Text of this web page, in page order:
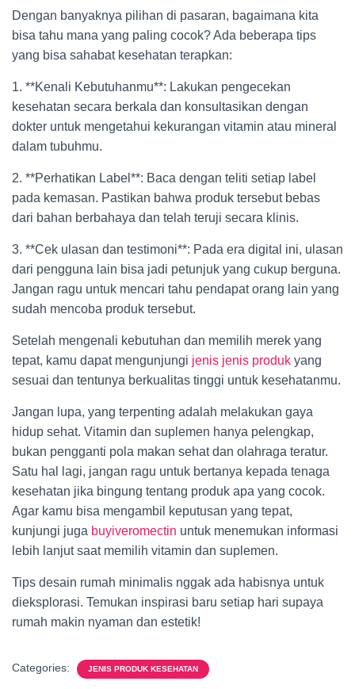
Dengan banyaknya pilihan di pasaran, bagaimana kita
bisa tahu mana yang paling cocok? Ada beberapa tips
yang bisa sahabat kesehatan terapkan:
1. **Kenali Kebutuhanmu**: Lakukan pengecekan
kesehatan secara berkala dan konsultasikan dengan
dokter untuk mengetahui kekurangan vitamin atau mineral
dalam tubuhmu.
2. **Perhatikan Label**: Baca dengan teliti setiap label
pada kemasan. Pastikan bahwa produk tersebut bebas
dari bahan berbahaya dan telah teruji secara klinis.
3. **Cek ulasan dan testimoni**: Pada era digital ini, ulasan
dari pengguna lain bisa jadi petunjuk yang cukup berguna.
Jangan ragu untuk mencari tahu pendapat orang lain yang
sudah mencoba produk tersebut.
Setelah mengenali kebutuhan dan memilih merek yang
tepat, kamu dapat mengunjungi jenis jenis produk yang
sesuai dan tentunya berkualitas tinggi untuk kesehatanmu.
Jangan lupa, yang terpenting adalah melakukan gaya
hidup sehat. Vitamin dan suplemen hanya pelengkap,
bukan pengganti pola makan sehat dan olahraga teratur.
Satu hal lagi, jangan ragu untuk bertanya kepada tenaga
kesehatan jika bingung tentang produk apa yang cocok.
Agar kamu bisa mengambil keputusan yang tepat,
kunjungi juga buyiveromectin untuk menemukan informasi
lebih lanjut saat memilih vitamin dan suplemen.
Tips desain rumah minimalis nggak ada habisnya untuk
dieksplorasi. Temukan inspirasi baru setiap hari supaya
rumah makin nyaman dan estetik!
Categories: JENIS PRODUK KESEHATAN